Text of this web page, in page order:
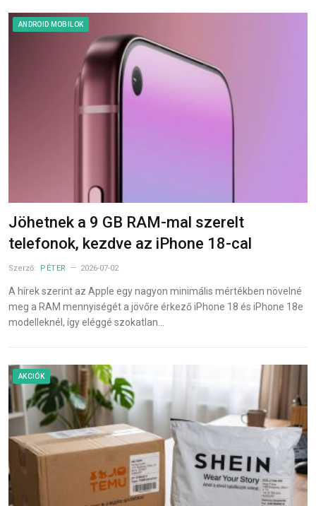
ANDROID MOBILOK
Jöhetnek a 9 GB RAM-mal szerelt
telefonok, kezdve az iPhone 18-cal
Szerző: PÉTER 2026-07-02
A hírek szerint az Apple egy nagyon minimális mértékben növelné
meg a RAM mennyiségét a jövőre érkező iPhone 18 és iPhone 18e
modelleknél, így eléggé szokatlan…
AKCIÓK